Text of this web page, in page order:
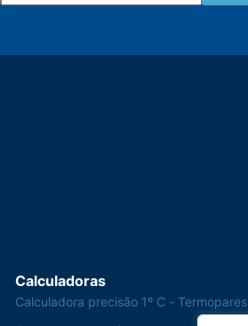
Calculadoras
Calculadora precisão 1º C - Termopares